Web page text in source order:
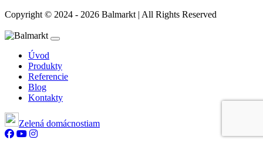
Copyright © 2024 - 2026 Balmarkt | All Rights Reserved
Úvod
Produkty
Referencie
Blog
Kontakty
Zelená domácnostiam